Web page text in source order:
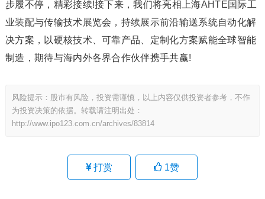
步履不停，精彩接续!接下来，我们将亮相上海AHTE国际工
业装配与传输技术展览会，持续展示前沿输送系统自动化解
决方案，以硬核技术、可靠产品、定制化方案赋能全球智能
制造，期待与海内外各界合作伙伴携手共赢!
风险提示：股市有风险，投资需谨慎，以上内容仅供投资者参考，不作
为投资决策的依据。转载请注明出处：
http://www.ipo123.com.cn/archives/83814
打赏 1赞